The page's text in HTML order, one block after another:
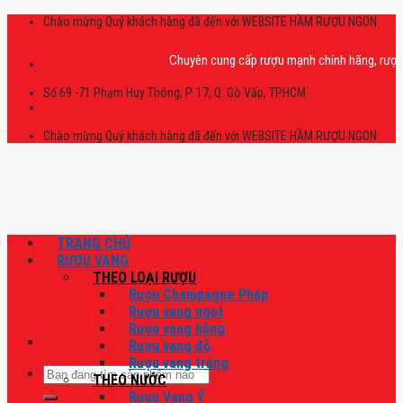
Skip
Chào mừng Quý khách hàng đã đến với WEBSITE HẦM RƯỢU NGON
Chuyên cung cấp rượu mạnh chính hãng, rượu
Số 69 -71 Phạm Huy Thông, P. 17, Q. Gò Vấp, TPHCM
Chào mừng Quý khách hàng đã đến với WEBSITE HẦM RƯỢU NGON
Tìm
kiếm:
TRANG CHỦ
RƯỢU VANG
THEO LOẠI RƯỢU
Rượu Champagne Pháp
Rượu vang ngọt
Rượu vang hồng
Rượu vang đỏ
Rượu vang trắng
THEO NƯỚC
Rượu Vang Ý